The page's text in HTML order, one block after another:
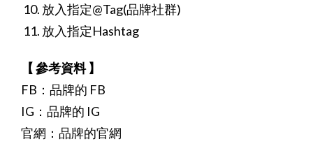
放入指定@Tag(品牌社群)
放入指定Hashtag
【 參考資料 】
FB：品牌的 FB
IG：品牌的 IG
官網：品牌的官網